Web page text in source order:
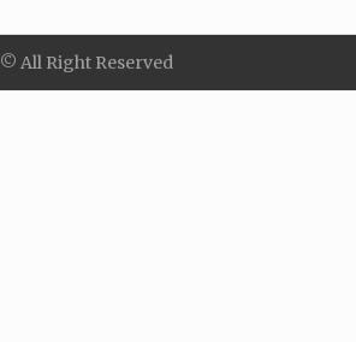
© All Right Reserved